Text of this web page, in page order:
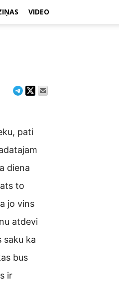
VIDEO
pati
diena
to
jo vins
atdevi
saku ka
bus
ir